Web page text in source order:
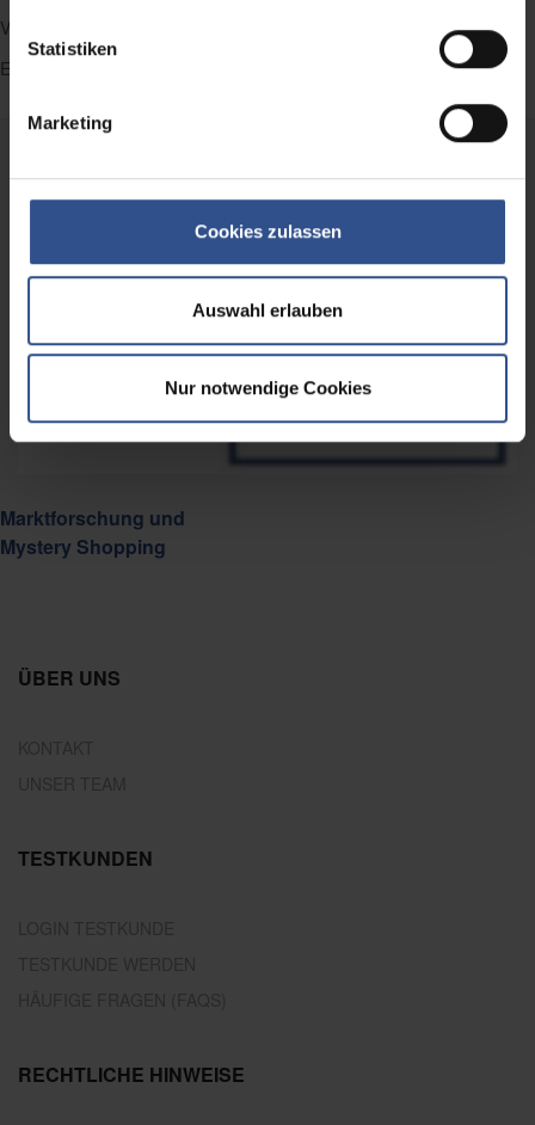
Statistiken
Marketing
Cookies zulassen
Auswahl erlauben
Nur notwendige Cookies
Verkäufer- / Händlerbefragungen
Empfehlungsmanagement
Marktforschung und
Mystery Shopping
ÜBER UNS
TESTKUNDEN
RECHTLICHE HINWEISE